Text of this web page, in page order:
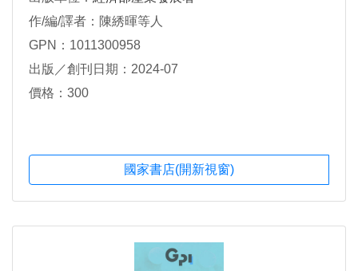
作/編/譯者：陳綉暉等人
GPN：1011300958
出版／創刊日期：2024-07
價格：300
國家書店(開新視窗)